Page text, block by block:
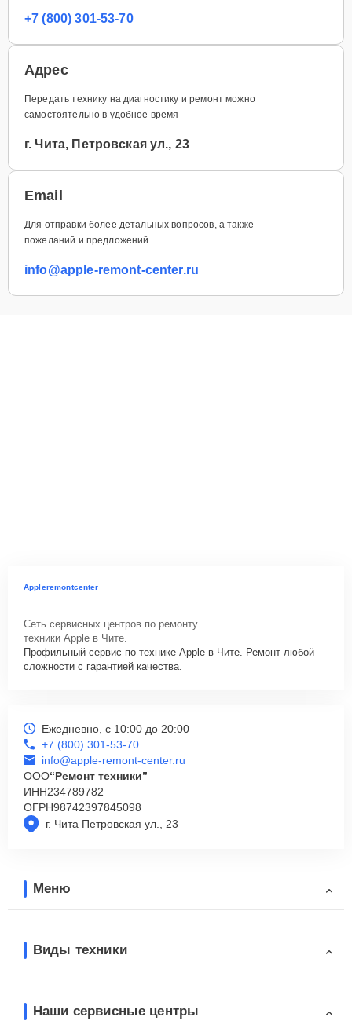
+7 (800) 301-53-70
Адрес
Передать технику на диагностику и ремонт можно
самостоятельно в удобное время
г. Чита, Петровская ул., 23
Email
Для отправки более детальных вопросов, а также
пожеланий и предложений
info@apple-remont-center.ru
Appleremontcenter
Сеть сервисных центров по ремонту
техники Apple в Чите.
Профильный сервис по технике Apple в Чите. Ремонт любой
сложности с гарантией качества.
г. Чита Петровская ул., 23
Ежедневно, с 10:00 до 20:00
+7 (800) 301-53-70
info@apple-remont-center.ru
ООО“Ремонт техники”
ИНН234789782
ОГРН98742397845098
Меню
Виды техники
Наши сервисные центры